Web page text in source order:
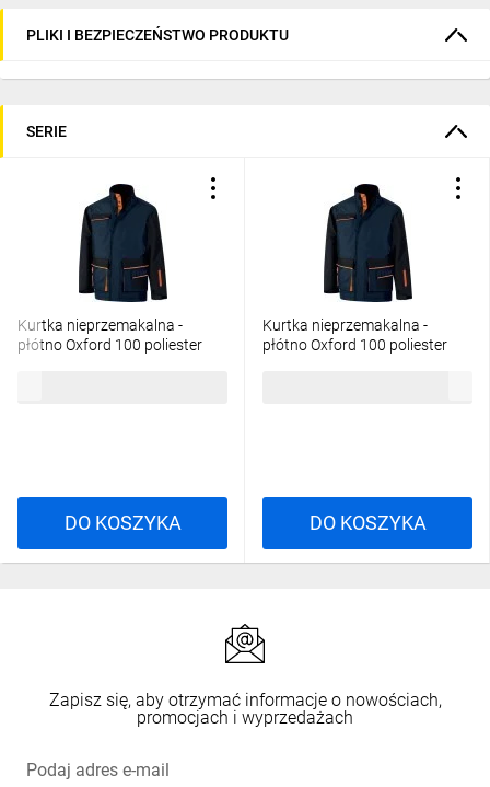
PLIKI I BEZPIECZEŃSTWO PRODUKTU
SERIE
Kurtka nieprzemakalna -
płótno Oxford 100 poliester
DO KOSZYKA
Kurtka nieprzemakalna -
płótno Oxford 100 poliester
DO KOSZYKA
Zapisz się, aby otrzymać informacje o nowościach,
promocjach i wyprzedażach
Podaj adres e-mail